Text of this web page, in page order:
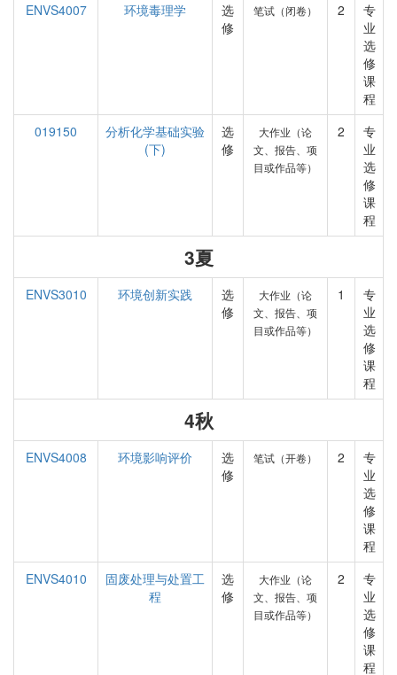
ENVS4007
环境毒理学
选
修
笔试（闭卷） 2
专
业
选
修
课
程
019150
分析化学基础实验
(下)
选
修
大作业（论
文、报告、项
目或作品等）
2
专
业
选
修
课
程
3夏
ENVS3010 环境创新实践
选
修
大作业（论
文、报告、项
目或作品等）
1
专
业
选
修
课
程
4秋
ENVS4008 环境影响评价
选
修
笔试（开卷） 2
专
业
选
修
课
程
ENVS4010
固废处理与处置工
程
选
修
大作业（论
文、报告、项
目或作品等）
2
专
业
选
修
课
程